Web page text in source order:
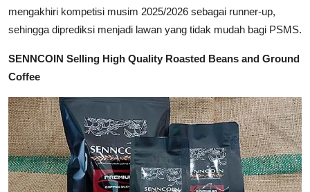
mengakhiri kompetisi musim 2025/2026 sebagai runner-up,
sehingga diprediksi menjadi lawan yang tidak mudah bagi PSMS.
SENNCOIN Selling High Quality Roasted Beans and Ground
Coffee